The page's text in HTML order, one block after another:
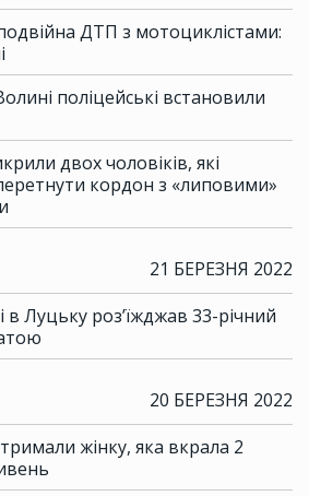
ДТП з мотоциклістами:
поліцейські встановили
двох чоловіків, які
кордон з «липовими»
21 БЕРЕЗНЯ 2022
в Луцьку роз’їжджав 33-річний
20 БЕРЕЗНЯ 2022
жінку, яка вкрала 2